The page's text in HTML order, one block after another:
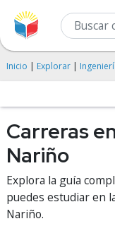
Inicio | Explorar |
Carreras
Nariño
Explora la guía
puedes estudiar en
Nariño.